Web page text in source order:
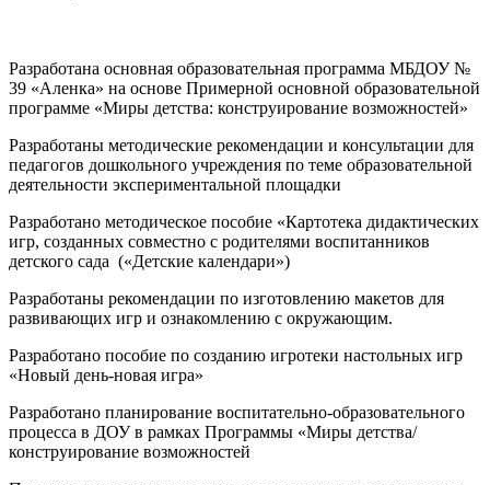
Разработана основная образовательная программа МБДОУ №
39 «Аленка» на основе Примерной основной образовательной
программе «Миры детства: конструирование возможностей»
Разработаны методические рекомендации и консультации для
педагогов дошкольного учреждения по теме образовательной
деятельности экспериментальной площадки
Разработано методическое пособие «Картотека дидактических
игр, созданных совместно с родителями воспитанников
детского сада («Детские календари»)
Разработаны рекомендации по изготовлению макетов для
развивающих игр и ознакомлению с окружающим.
Разработано пособие по созданию игротеки настольных игр
«Новый день-новая игра»
Разработано планирование воспитательно-образовательного
процесса в ДОУ в рамках Программы «Миры детства/
конструирование возможностей